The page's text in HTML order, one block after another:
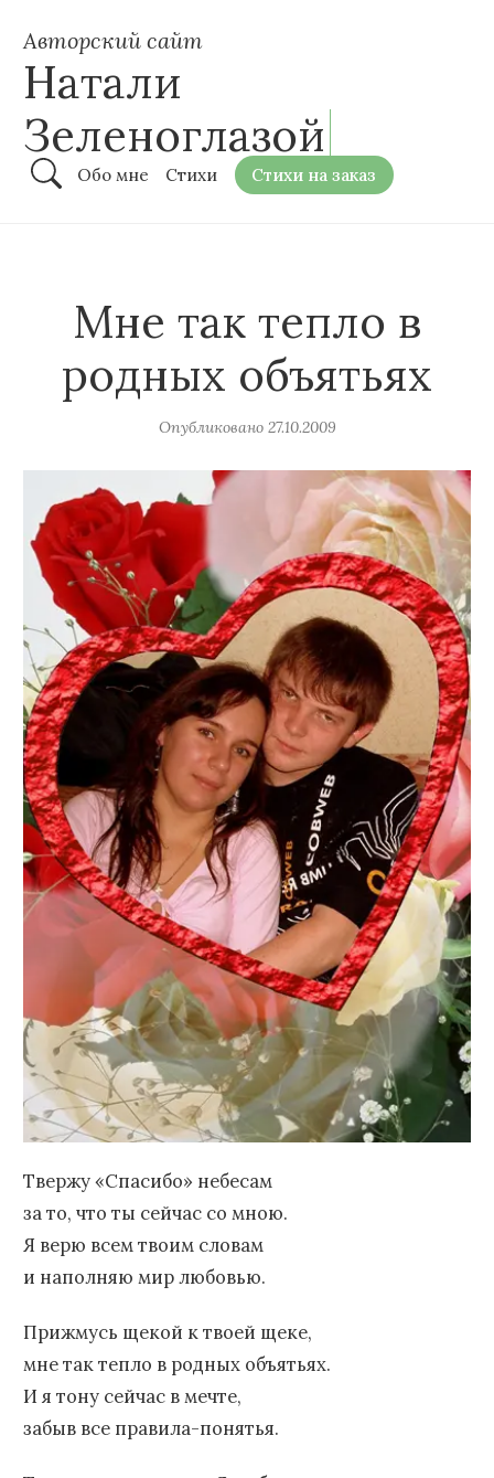
Авторский сайт
Натали
Зеленоглазой
Обо мне Стихи Стихи на заказ
Мне так тепло в
родных объятьях
Опубликовано 27.10.2009
Твержу «Спасибо» небесам
за то, что ты сейчас со мною.
Я верю всем твоим словам
и наполняю мир любовью.
Прижмусь щекой к твоей щеке,
мне так тепло в родных объятьях.
И я тону сейчас в мечте,
забыв все правила-понятья.